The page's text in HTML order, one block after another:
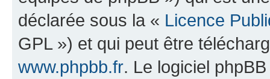
déclarée sous la « Licence
GPL ») et qui peut être
www.phpbb.fr. Le logiciel